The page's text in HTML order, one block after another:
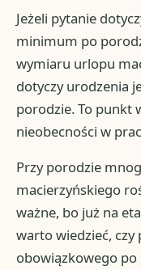
Jeżeli pytanie
minimum po
wymiaru urlopu
dotyczy urodzenia
porodzie. To punkt
nieobecności w
Przy porodzie
macierzyńskiego
ważne, bo już na
warto wiedzieć,
obowiązkowego po